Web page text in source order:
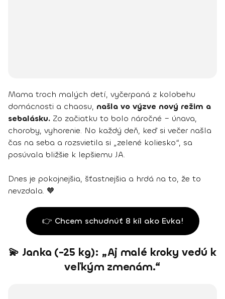
Mama troch malých detí, vyčerpaná z kolobehu
domácnosti a chaosu, našla vo výzve nový režim a
sebalásku. Zo začiatku to bolo náročné – únava,
choroby, vyhorenie. No každý deň, keď si večer našla
čas na seba a rozsvietila si „zelené koliesko“, sa
posúvala bližšie k lepšiemu JA.
Dnes je pokojnejšia, šťastnejšia a hrdá na to, že to
nevzdala. 🧡
👉 Chcem schudnúť 8 kíl ako Evka!
💫 Janka (-25 kg): „Aj malé kroky vedú k
veľkým zmenám.“